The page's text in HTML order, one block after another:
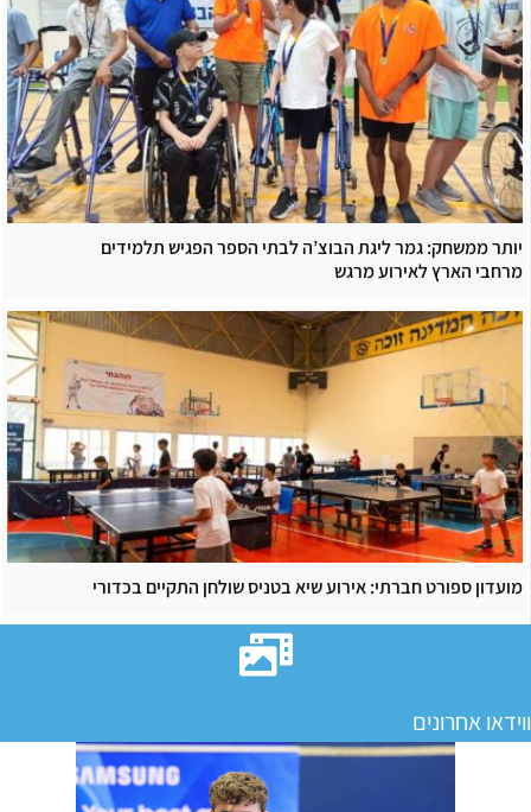
יותר ממשחק: גמר ליגת הבוצ’ה לבתי הספר הפגיש תלמידים
מרחבי הארץ לאירוע מרגש
מועדון ספורט חברתי: אירוע שיא בטניס שולחן התקיים בכדורי
ווידאו אחרונים